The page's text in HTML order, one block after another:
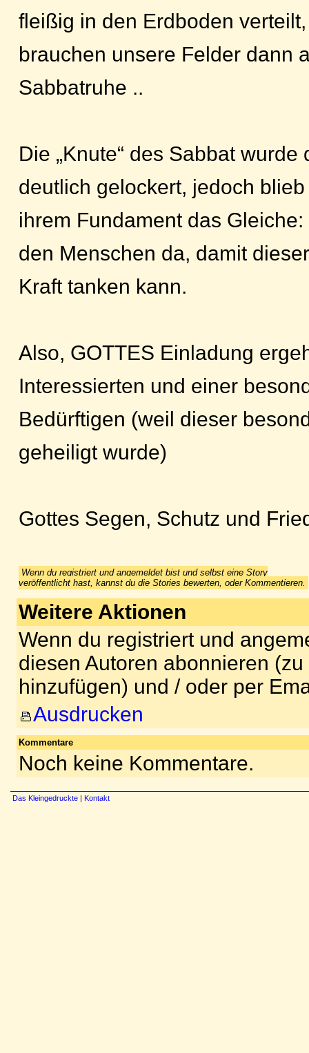
fleißig in den Erdboden
brauchen unsere Felder dann
Sabbatruhe ..
Die „Knute“ des Sabbat wurde
deutlich gelockert, jedoch
ihrem Fundament das
den Menschen da, damit
Kraft tanken kann.
Also, GOTTES Einladung
Interessierten und einer
Bedürftigen (weil dieser
geheiligt wurde)
Gottes Segen, Schutz und
Wenn du registriert und angemeldet bist und selbst eine Story
veröffentlicht hast, kannst du die Stories bewerten, oder Kommentieren.
Weitere Aktionen
Wenn du registriert und
diesen Autoren abonnieren
hinzufügen) und / oder per
Ausdrucken
Kommentare
Noch keine Kommentare.
Das Kleingedruckte | Kontakt